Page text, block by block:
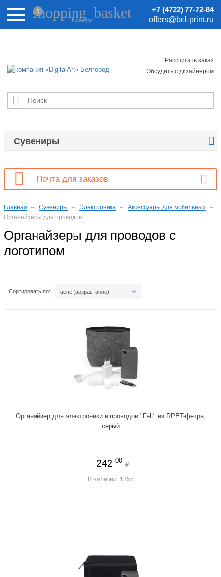
Внимание! Цены на сайте могут быть неактуальными.
Актуальные цены уточняйте у менеджеров.
+7 (4722) 77-72-84
offers@bel-print.ru
shopping_basket
Корзина
0

Рассчитать заказ
Обсудить с дизайнером
Сувениры 
 Почта для заказов
Главная Сувениры Электроника
Аксессуары для мобильных
Органайзеры для проводов
Органайзеры для проводов с
логотипом
Сортировать по: цене (возрастание)
Органайзер для электроники и проводов "Felt" из RPET-фетра,
серый
242 00 ₽
В наличии: 1355